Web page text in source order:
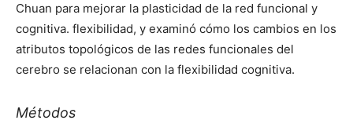
Chuan para mejorar la plasticidad de la red funcional y
cognitiva. flexibilidad, y examinó cómo los cambios en los
atributos topológicos de las redes funcionales del
cerebro se relacionan con la flexibilidad cognitiva.
Métodos